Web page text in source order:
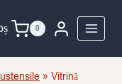
0
» Vitrină